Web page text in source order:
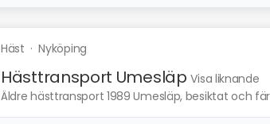
Häst ·Nyköping
Hästtransport Umesläp Visa liknande
Äldre hästtransport 1989 Umesläp, besiktat och